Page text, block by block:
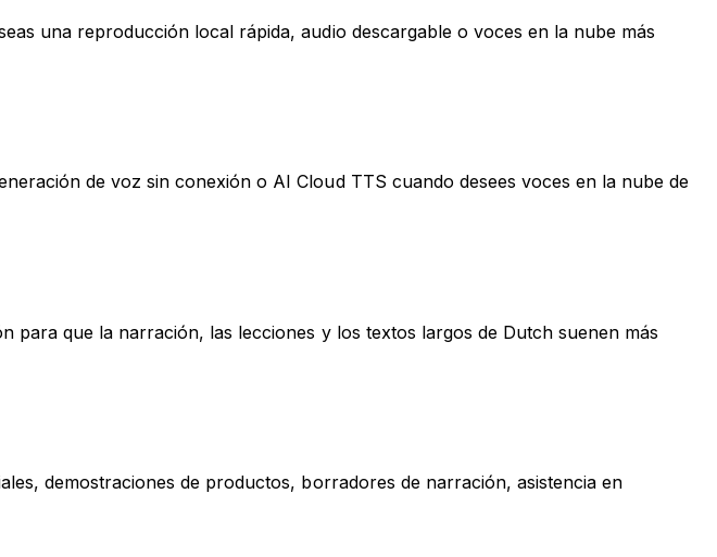
una reproducción local rápida, audio descargable o voces en la nube más
de voz sin conexión o AI Cloud TTS cuando desees voces en la nube de
para que la narración, las lecciones y los textos largos de Dutch suenen más
demostraciones de productos, borradores de narración, asistencia en